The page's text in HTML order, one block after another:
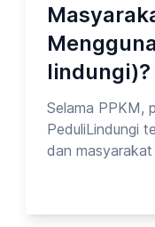
lindungi)?
Selama PPKM,
PeduliLindungi
dan
dalam